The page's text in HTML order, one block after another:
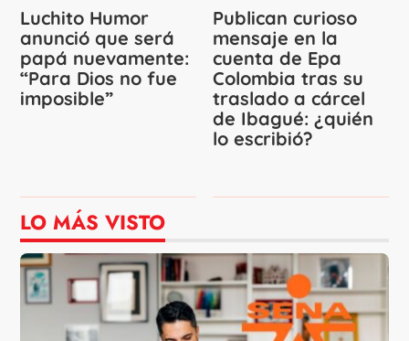
Luchito Humor
anunció que será
papá nuevamente:
“Para Dios no fue
imposible”
Publican curioso
mensaje en la
cuenta de Epa
Colombia tras su
traslado a cárcel
de Ibagué: ¿quién
lo escribió?
LO MÁS VISTO